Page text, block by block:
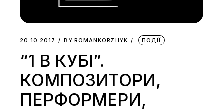
20.10.2017 BY ROMANKORZHYK ПОДІЇ
“1 В КУБІ”.
КОМПОЗИТОРИ,
ПЕРФОРМЕРИ,